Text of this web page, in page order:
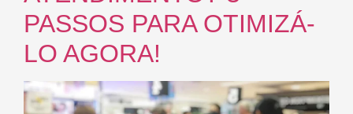
PASSOS PARA OTIMIZÁ-
LO AGORA!